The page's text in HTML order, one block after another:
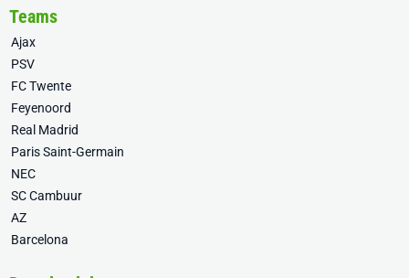
Teams
Ajax
PSV
FC Twente
Feyenoord
Real Madrid
Paris Saint-Germain
NEC
SC Cambuur
AZ
Barcelona